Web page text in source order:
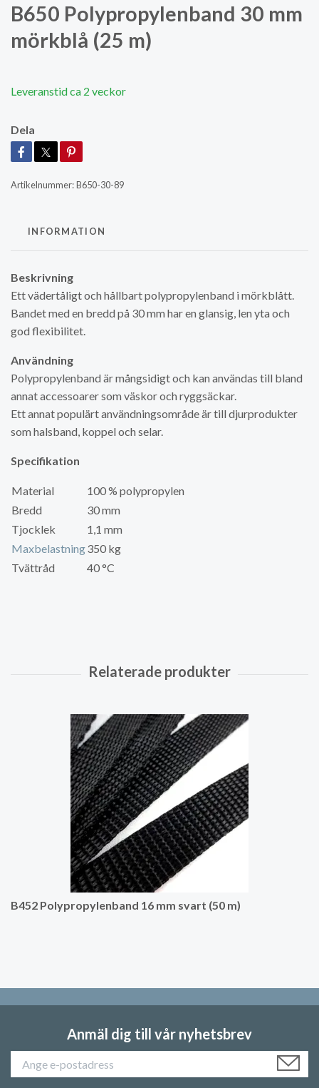
B650 Polypropylenband 30 mm
mörkblå (25 m)
Leveranstid ca 2 veckor
Dela
Artikelnummer:B650-30-89
INFORMATION
Beskrivning
Ett vädertåligt och hållbart polypropylenband i mörkblått.
Bandet med en bredd på 30 mm har en glansig, len yta och
god flexibilitet.
Användning
Polypropylenband är mångsidigt och kan användas till bland
annat accessoarer som väskor och ryggsäckar.
Ett annat populärt användningsområde är till djurprodukter
som halsband, koppel och selar.
Specifikation
Material
100 % polypropylen
Bredd
30 mm
Tjocklek
1,1 mm
Maxbelastning350 kg
Tvättråd
40 °C
B452 Polypropylenband 16 mm svart (50 m)
Anmäl dig till vår nyhetsbrev